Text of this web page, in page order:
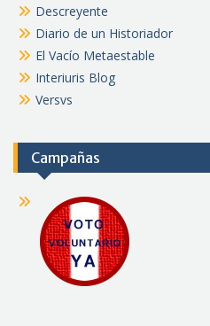
Descreyente
Diario de un Historiador
El Vacío Metaestable
Interiuris Blog
Versvs
Campañas